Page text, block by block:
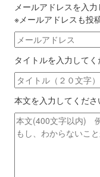
メールアドレスを入力
※メールアドレスも投
メ
ー
ル
ア
ド
レ
ス
タイトルを入力してく
タ
イ
ト
ル
本文を入力してくださ
本
文